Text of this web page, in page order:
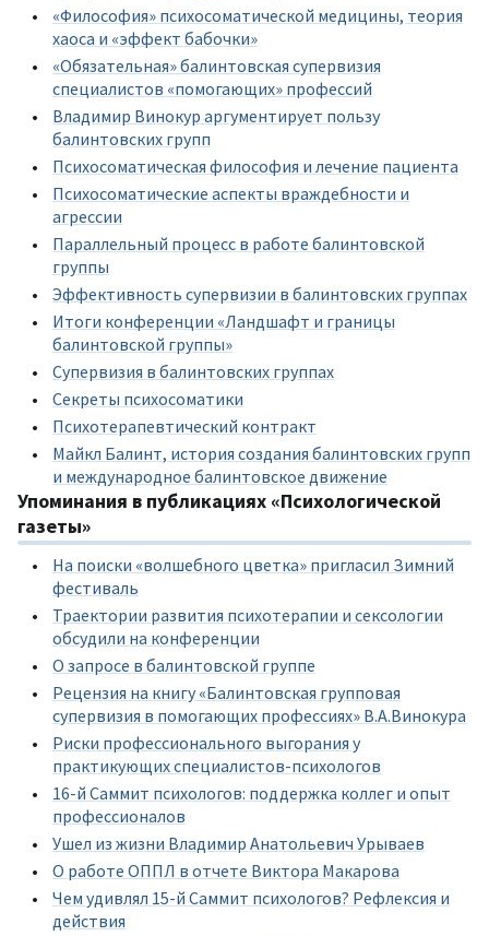
«Философия» психосоматической медицины, теория
хаоса и «эффект бабочки»
«Обязательная» балинтовская супервизия
специалистов «помогающих» профессий
Владимир Винокур аргументирует пользу
балинтовских групп
Психосоматическая философия и лечение пациента
Психосоматические аспекты враждебности и
агрессии
Параллельный процесс в работе балинтовской
группы
Эффективность супервизии в балинтовских группах
Итоги конференции «Ландшафт и границы
балинтовской группы»
Супервизия в балинтовских группах
Секреты психосоматики
Психотерапевтический контракт
Майкл Балинт, история создания балинтовских групп
и международное балинтовское движение
Упоминания в публикациях «Психологической
газеты»
На поиски «волшебного цветка» пригласил Зимний
фестиваль
Траектории развития психотерапии и сексологии
обсудили на конференции
О запросе в балинтовской группе
Рецензия на книгу «Балинтовская групповая
супервизия в помогающих профессиях» В.А.Винокура
Риски профессионального выгорания у
практикующих специалистов-психологов
16-й Саммит психологов: поддержка коллег и опыт
профессионалов
Ушел из жизни Владимир Анатольевич Урываев
О работе ОППЛ в отчете Виктора Макарова
Чем удивлял 15-й Саммит психологов? Рефлексия и
действия